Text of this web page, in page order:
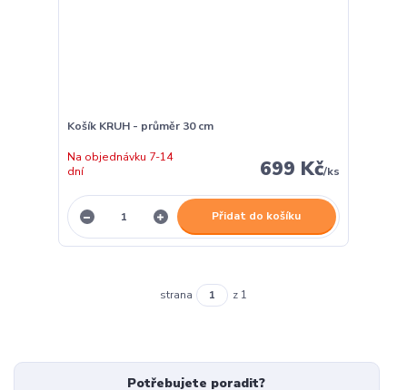
Košík KRUH - průměr 30 cm
699 Kč/ks
Na objednávku 7-14
dní
Přidat do košíku
strana z 1
Potřebujete poradit?